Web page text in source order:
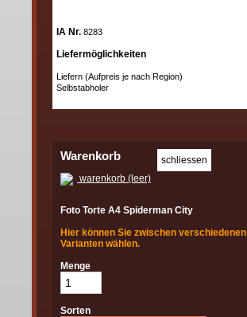
IA Nr. 8283
Liefermöglichkeiten
Liefern (Aufpreis je nach Region)
Selbstabholer
Warenkorb
warenkorb (leer)
Foto Torte A4 Spiderman City
Hier können Sie zwischen verschiedenen
Varianten wählen.
Menge
Sorten